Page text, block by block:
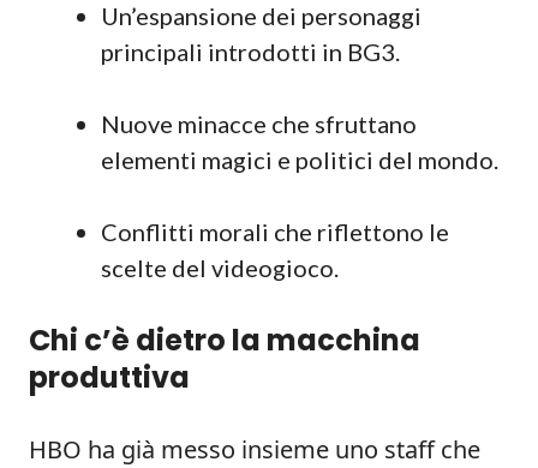
Un’espansione dei personaggi
principali introdotti in BG3.
Nuove minacce che sfruttano
elementi magici e politici del mondo.
Conflitti morali che riflettono le
scelte del videogioco.
Chi c’è dietro la macchina
produttiva
HBO ha già messo insieme uno staff che